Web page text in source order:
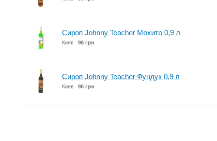
Сироп Johnny Teacher Мохито 0,9 л
Киев 96 грн
Сироп Johnny Teacher Фундук 0,9 л
Киев 96 грн